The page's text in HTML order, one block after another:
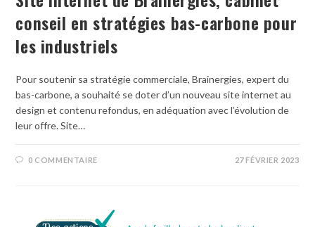
conseil en stratégies bas-carbone pour
les industriels
Pour soutenir sa stratégie commerciale, Brainergies, expert du
bas-carbone, a souhaité se doter d’un nouveau site internet au
design et contenu refondus, en adéquation avec l’évolution de
leur offre. Site…
0 COMMENTAIRE 27 FÉVRIER 2023